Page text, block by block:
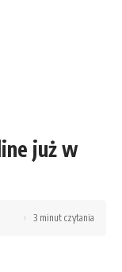
już w
3 minut czytania